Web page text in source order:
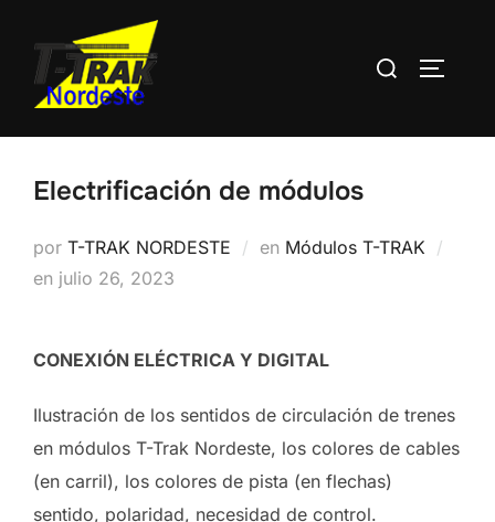
contenido
Buscar:
Electrificación de módulos
por T-TRAK NORDESTE en Módulos T-TRAK
en Publicado
julio 26, 2023
CONEXIÓN ELÉCTRICA Y DIGITAL
Ilustración de los sentidos de circulación de trenes
en módulos T-Trak Nordeste, los colores de cables
(en carril), los colores de pista (en flechas)
sentido, polaridad, necesidad de control.